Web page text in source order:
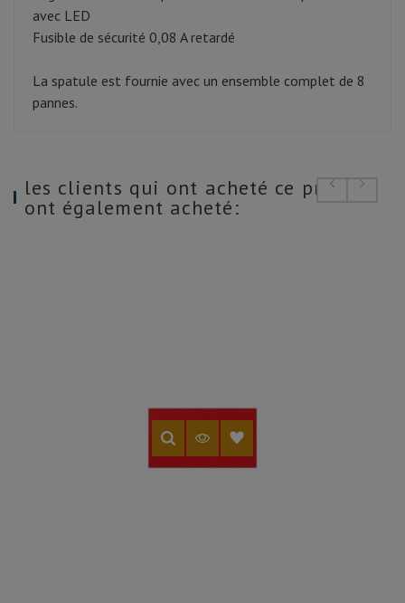
avec LED
Fusible de sécurité 0,08 A retardé
La spatule est fournie avec un ensemble complet de 8
pannes.
les clients qui ont acheté ce produit
ont également acheté: